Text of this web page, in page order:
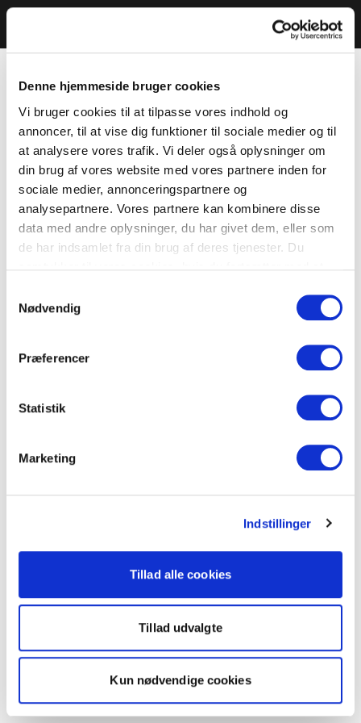
Denne hjemmeside bruger cookies
Vi bruger cookies til at tilpasse vores indhold og
annoncer, til at vise dig funktioner til sociale medier og til
at analysere vores trafik. Vi deler også oplysninger om
din brug af vores website med vores partnere inden for
sociale medier, annonceringspartnere og
analysepartnere. Vores partnere kan kombinere disse
data med andre oplysninger, du har givet dem, eller som
de har indsamlet fra din brug af deres tjenester. Du
Nødvendig
Præferencer
Statistik
Marketing
Indstillinger
Tillad alle cookies
Tillad udvalgte
Kun nødvendige cookies